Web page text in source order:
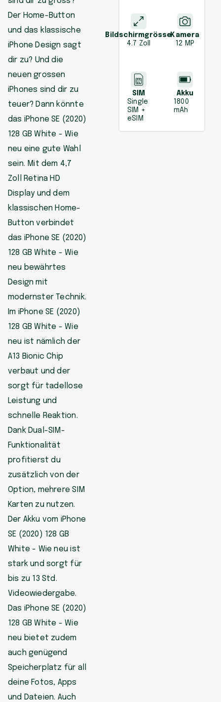
Der Home-Button
und das klassische
iPhone Design sagt
dir zu? Und die
neuen grossen
iPhones sind dir zu
teuer? Dann könnte
das iPhone SE (2020)
128 GB White - Wie
neu eine gute Wahl
sein. Mit dem 4,7
Zoll Retina HD
Display und dem
klassischen Home-
Button verbindet
das iPhone SE (2020)
128 GB White - Wie
neu bewährtes
Design mit
modernster Technik.
Im iPhone SE (2020)
128 GB White - Wie
neu ist nämlich der
A13 Bionic Chip
verbaut und der
sorgt für tadellose
Leistung und
schnelle Reaktion.
Dank Dual-SIM-
Funktionalität
profitierst du
zusätzlich von der
Option, mehrere SIM
Karten zu nutzen.
Der Akku vom iPhone
SE (2020) 128 GB
White - Wie neu ist
stark und sorgt für
bis zu 13 Std.
Videowiedergabe.
Das iPhone SE (2020)
128 GB White - Wie
neu bietet zudem
auch genügend
Speicherplatz für all
deine Fotos, Apps
und Dateien. Auch
Bildschirmgrösse
4.7 Zoll
Kamera
12 MP
SIM
Single
SIM +
eSIM
Akku
1800
mAh